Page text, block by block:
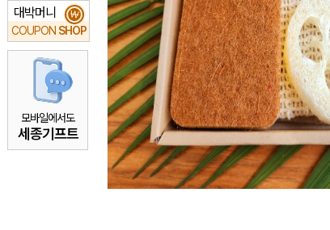
대박머니
COUPON SHOP
₩
모바일에서도
세종기프트